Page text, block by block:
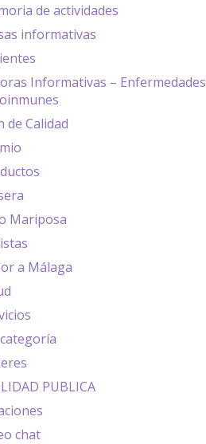
de actividades
informativas
Informativas – Enfermedades
de Calidad
Mariposa
a Málaga
PUBLICA
chat